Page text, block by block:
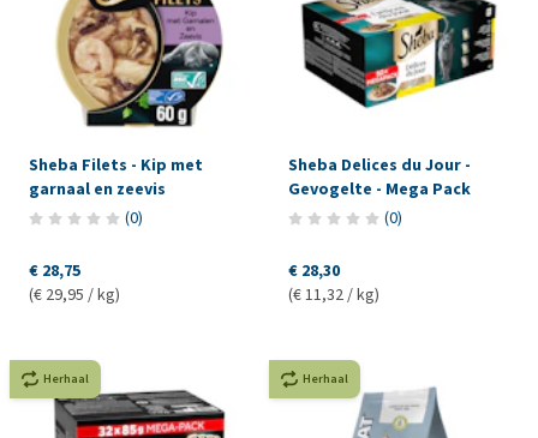
Sheba Filets - Kip met
garnaal en zeevis
(0)
€ 28,75
(€ 29,95 / kg)
Sheba Delices du Jour -
Gevogelte - Mega Pack
(0)
€ 28,30
(€ 11,32 / kg)
Herhaal Herhaal